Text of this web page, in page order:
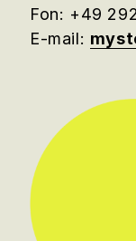
Fon: +49
E-mail: